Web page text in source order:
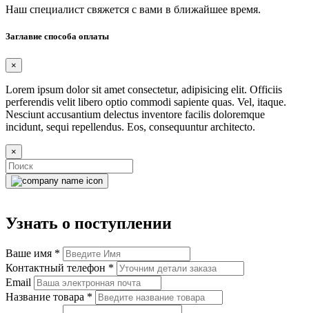
Наш специалист свяжется с вами в ближайшее время.
Заглавие способа оплаты
×
Lorem ipsum dolor sit amet consectetur, adipisicing elit. Officiis
perferendis velit libero optio commodi sapiente quas. Vel, itaque.
Nesciunt accusantium delectus inventore facilis doloremque
incidunt, sequi repellendus. Eos, consequuntur architecto.
×
Узнать о поступлении
Ваше имя *
Контактный телефон *
Email
Название товара *